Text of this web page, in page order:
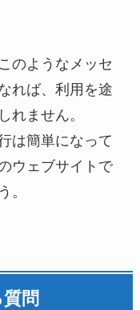
のようなメッセ
れば、利用を途
れません。
は簡単になって
ウェブサイトで
。
問